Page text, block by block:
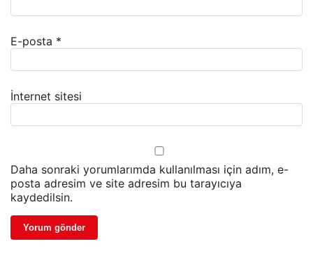
E-posta *
İnternet sitesi
Daha sonraki yorumlarımda kullanılması için adım, e-
posta adresim ve site adresim bu tarayıcıya
kaydedilsin.